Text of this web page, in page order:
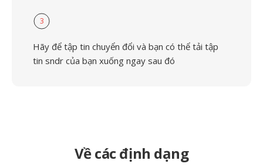
3
Hãy để tập tin chuyển đổi và bạn có thể tải tập
tin sndr của bạn xuống ngay sau đó
Về các định dạng